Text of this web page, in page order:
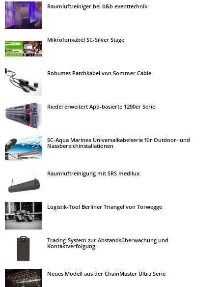
Raumluftreiniger bei b&b eventtechnik
Mikrofonkabel SC-Silver Stage
Robustes Patchkabel von Sommer Cable
Riedel erweitert App-basierte 1200er Serie
SC-Aqua Marinex Universalkabelserie für Outdoor- und
Nassbereichinstallationen
Raumluftreinigung mit SRS medilux
Logistik-Tool Berliner Triangel von Torwegge
Tracing-System zur Abstandsüberwachung und
Kontaktverfolgung
Neues Modell aus der ChainMaster Ultra Serie